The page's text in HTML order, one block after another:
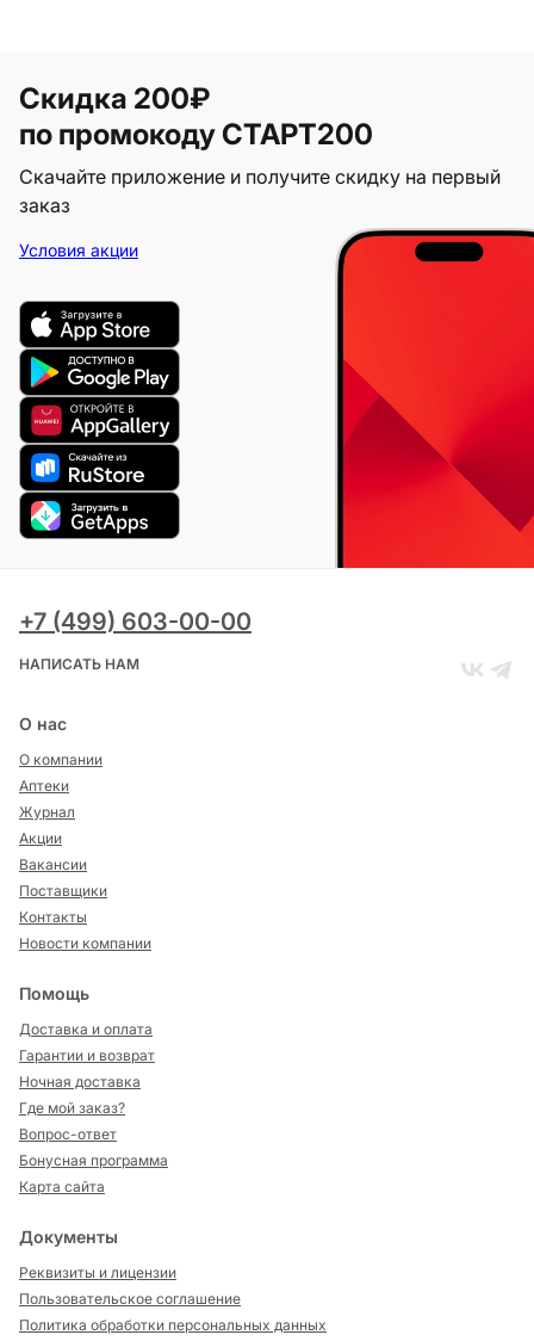
Скидка 200₽
по промокоду СТАРТ200
Скачайте приложение и получите скидку на первый
заказ
Условия акции
+7 (499) 603-00-00
НАПИСАТЬ НАМ
О нас
О компании
Аптеки
Журнал
Акции
Вакансии
Поставщики
Контакты
Новости компании
Помощь
Доставка и оплата
Гарантии и возврат
Ночная доставка
Где мой заказ?
Вопрос-ответ
Бонусная программа
Карта сайта
Документы
Реквизиты и лицензии
Пользовательское соглашение
Политика обработки персональных данных